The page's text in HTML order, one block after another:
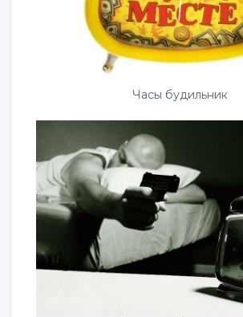
Часы будильник